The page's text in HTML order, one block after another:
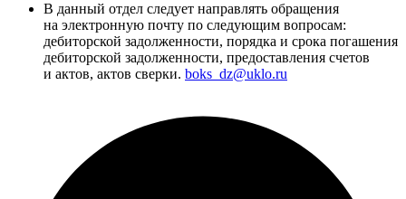
В данный отдел следует направлять обращения
на электронную почту по следующим вопросам:
дебиторской задолженности, порядка и срока погашения
дебиторской задолженности, предоставления счетов
и актов, актов сверки. boks_dz@uklo.ru